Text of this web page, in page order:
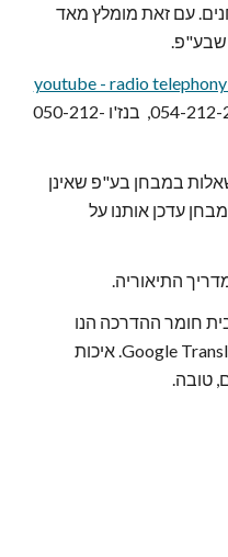
שבע"פ.
youtube - radio
וכן מדריך אנושי - יהודה ביין  054-212-2979,  בנז'ו 050-212-
התיאוריה.
טובה.